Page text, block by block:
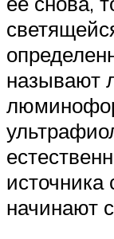
называют
источника
начинают